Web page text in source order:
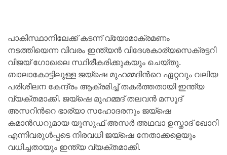
പാകിസ്ഥാനിലേക്ക് കടന്ന് വ്യോമാക്രമണം
നടത്തിയെന്ന വിവരം ഇന്ത്യൻ വിദേശകാര്യസെക്രട്ടറി
വിജയ് ഗോഖലെ സ്ഥിരീകരിക്കുകയും ചെയ്തു.
ബാലാകോട്ടിലുള്ള ജയ്ഷെ മുഹമ്മദിന്‍റെ ഏറ്റവും വലിയ
പരിശീലന കേന്ദ്രം ആക്രമിച്ച് തകർത്തതായി ഇന്ത്യ
വ്യക്തമാക്കി. ജയ്ഷെ മുഹമ്മദ് തലവൻ മസൂദ്
അസറിന്‍റെ ഭാര്യാ സഹോദരനും ജയ്ഷെ
കമാൻഡറുമായ യൂസുഫ് അസർ അഥവാ ഉസ്താദ് ഖോറി
എന്നിവരുൾപ്പടെ നിരവധി ജയ്ഷെ നേതാക്കളെയും
വധിച്ചതായും ഇന്ത്യ വ്യക്തമാക്കി.